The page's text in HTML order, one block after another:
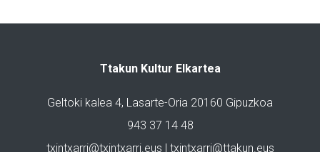
Ttakun Kultur Elkartea
Geltoki kalea 4, Lasarte-Oria 20160 Gipuzkoa
943 37 14 48
txintxarri@txintxarri.eus | txintxarri@ttakun.eus